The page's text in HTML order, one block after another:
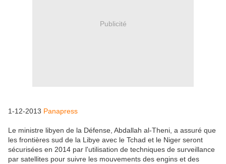
Publicité
1-12-2013 Panapress
Le ministre libyen de la Défense, Abdallah al-Theni, a assuré que
les frontières sud de la Libye avec le Tchad et le Niger seront
sécurisées en 2014 par l'utilisation de techniques de surveillance
par satellites pour suivre les mouvements des engins et des